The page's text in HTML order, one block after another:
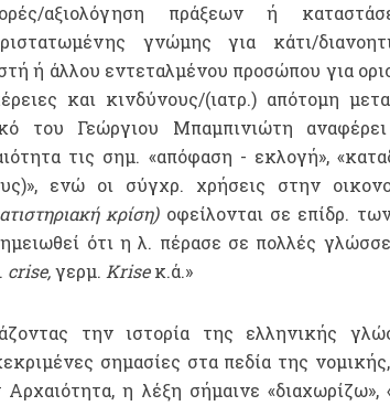
αξιολόγηση πράξεων ή
γνώμης για κάτι/
ή άλλου εντεταλμένου προσώπου για
και κινδύνους/(ιατρ.) απότομη
του Γεώργιου Μπαμπινιώτη
τις σημ. «απόφαση - εκλογή»,
ενώ οι σύγχρ. χρήσεις στην
κρίση)οφείλονται σε επίδρ.
ότι η λ. πέρασε σε πολλές
crise,γερμ. Kriseκ.ά.»
την ιστορία της ελληνικής
σημασίες στα πεδία της
Αρχαιότητα, η λέξη σήμαινε «διαχωρίζω»,